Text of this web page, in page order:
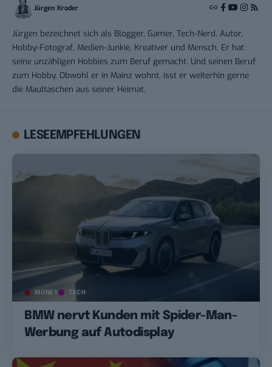
Jürgen Kroder
Jürgen bezeichnet sich als Blogger, Gamer, Tech-Nerd, Autor,
Hobby-Fotograf, Medien-Junkie, Kreativer und Mensch. Er hat
seine unzähligen Hobbies zum Beruf gemacht. Und seinen Beruf
zum Hobby. Obwohl er in Mainz wohnt, isst er weiterhin gerne
die Maultaschen aus seiner Heimat.
LESEEMPFEHLUNGEN
MONEY TECH
BMW nervt Kunden mit Spider-Man-
Werbung auf Autodisplay